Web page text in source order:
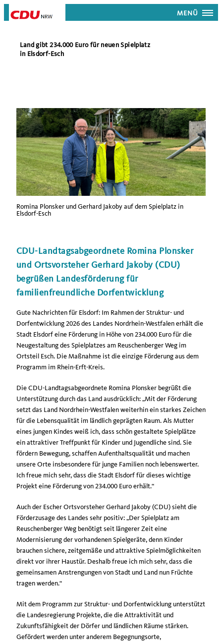
MENÜ
Land gibt 234.000 Euro für neuen Spielplatz
in Elsdorf-Esch
Romina Plonsker und Gerhard Jakoby auf dem Spielplatz in
Elsdorf-Esch
CDU-Landtagsabgeordnete Romina Plonsker
und Ortsvorsteher Gerhard Jakoby (CDU)
begrüßen Landesförderung für
familienfreundliche Dorfentwicklung
Gute Nachrichten für Elsdorf: Im Rahmen der Struktur- und
Dorfentwicklung 2026 des Landes Nordrhein-Westfalen erhält die
Stadt Elsdorf eine Förderung in Höhe von 234.000 Euro für die
Neugestaltung des Spielplatzes am Reuschenberger Weg im
Ortsteil Esch. Die Maßnahme ist die einzige Förderung aus dem
Programm im Rhein-Erft-Kreis.
Die CDU-Landtagsabgeordnete Romina Plonsker begrüßt die
Unterstützung durch das Land ausdrücklich: „Mit der Förderung
setzt das Land Nordrhein-Westfalen weiterhin ein starkes Zeichen
für die Lebensqualität im ländlich geprägten Raum. Als Mutter
eines jungen Kindes weiß ich, dass schön gestaltete Spielplätze
ein attraktiver Treffpunkt für Kinder und Jugendliche sind. Sie
fördern Bewegung, schaffen Aufenthaltsqualität und machen
unsere Orte insbesondere für junge Familien noch lebenswerter.
Ich freue mich sehr, dass die Stadt Elsdorf für dieses wichtige
Projekt eine Förderung von 234.000 Euro erhält.“
Auch der Escher Ortsvorsteher Gerhard Jakoby (CDU) sieht die
Förderzusage des Landes sehr positiv: „Der Spielplatz am
Reuschenberger Weg benötigt seit längerer Zeit eine
Modernisierung der vorhandenen Spielgeräte, denn Kinder
brauchen sichere, zeitgemäße und attraktive Spielmöglichkeiten
direkt vor ihrer Haustür. Deshalb freue ich mich sehr, dass die
gemeinsamen Anstrengungen von Stadt und Land nun Früchte
tragen werden.“
Mit dem Programm zur Struktur- und Dorfentwicklung unterstützt
die Landesregierung Projekte, die die Attraktivität und
Zukunftsfähigkeit der Dörfer und ländlichen Räume stärken.
Gefördert werden unter anderem Begegnungsorte,